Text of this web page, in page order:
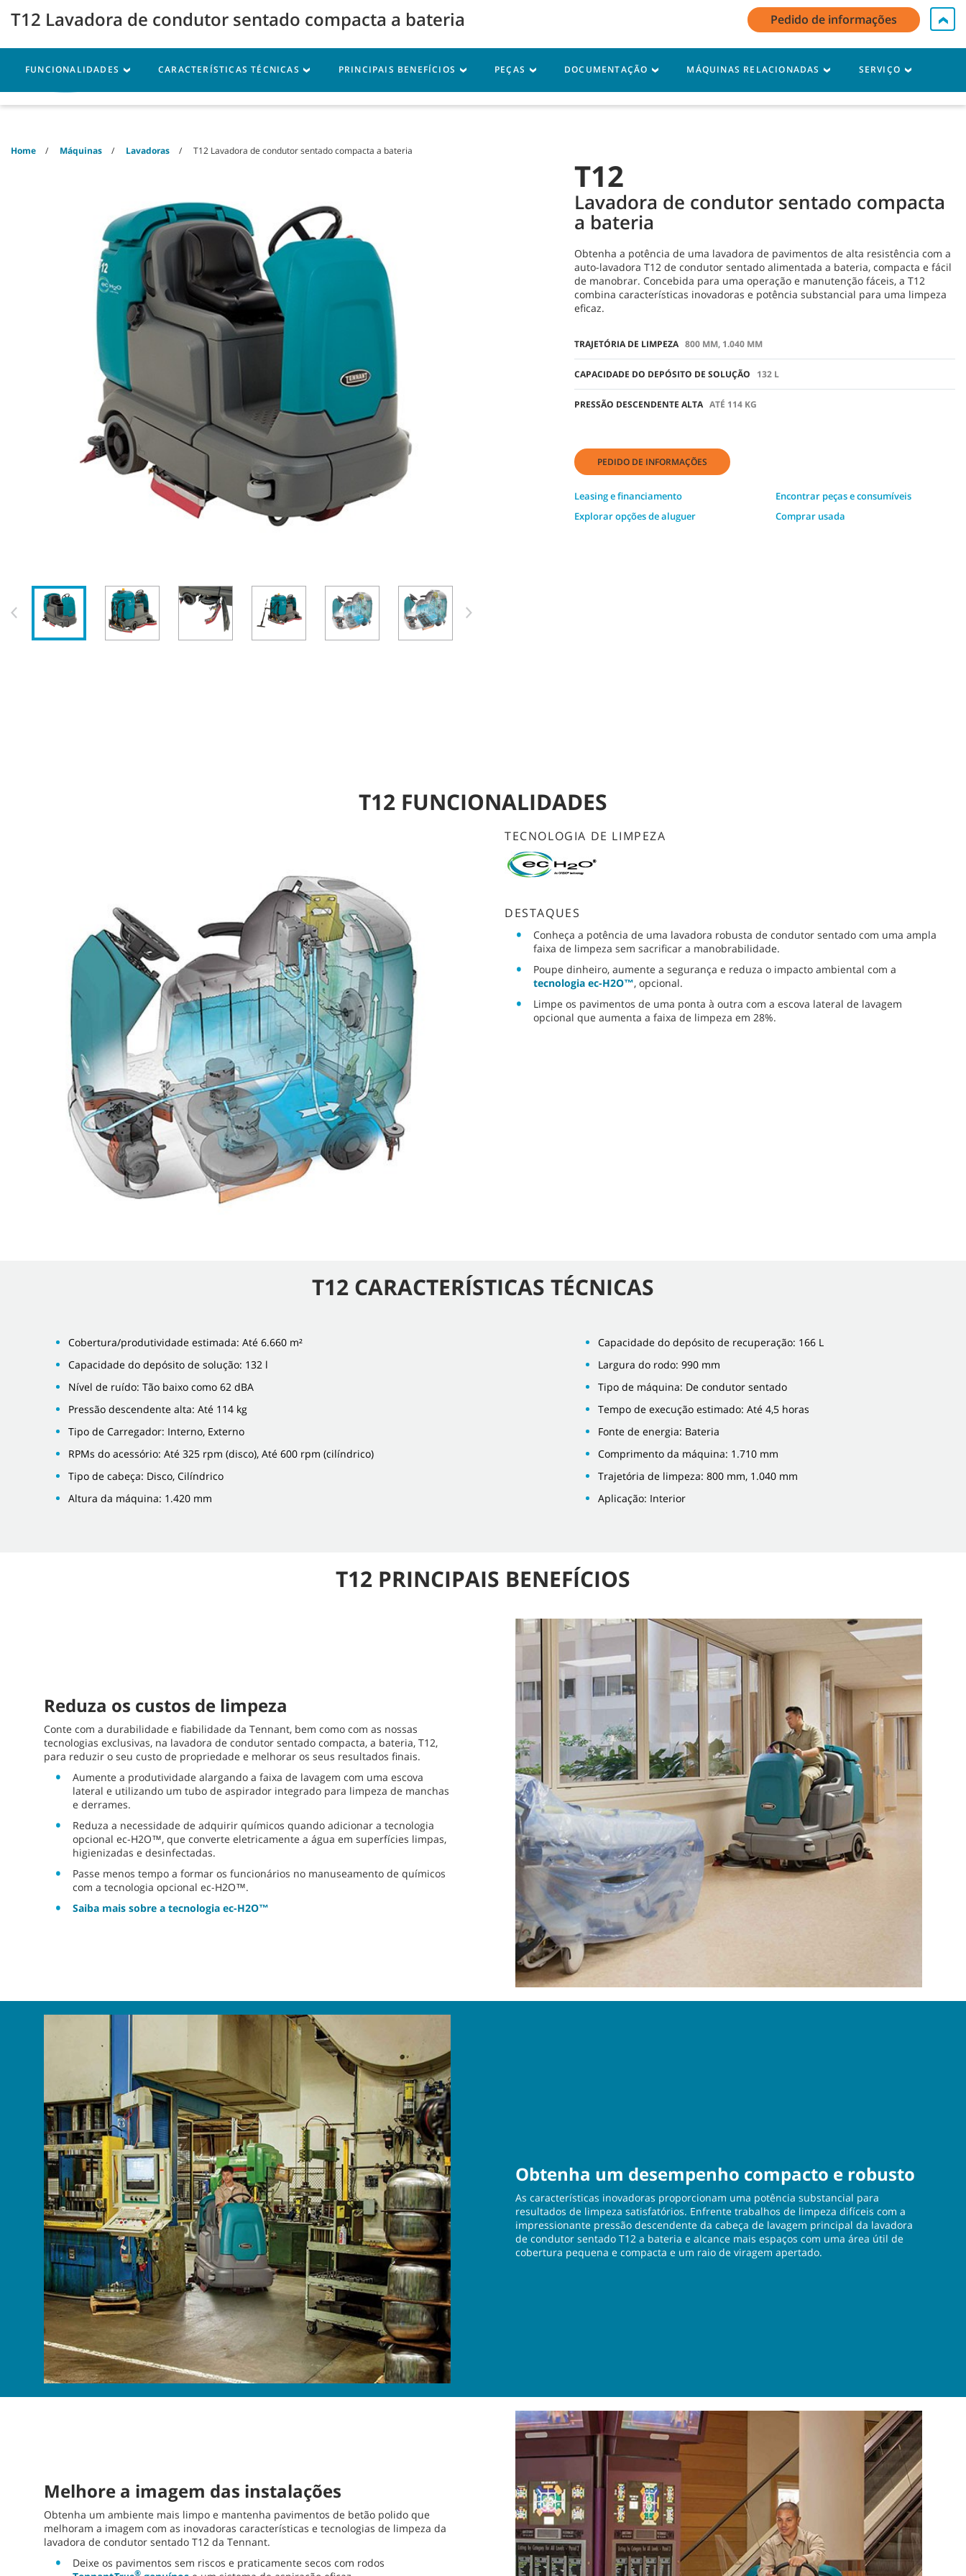
menu
Contacte-nos Português - PT
Máquinas Peças Assistência Recursos Carrinho
Home Máquinas Lavadoras T12 Lavadora de condutor sentado compacta a bateria
T12
Lavadora de condutor sentado compacta
a bateria
Obtenha a potência de uma lavadora de pavimentos de alta resistência com a
auto-lavadora T12 de condutor sentado alimentada a bateria, compacta e fácil
de manobrar. Concebida para uma operação e manutenção fáceis, a T12
combina características inovadoras e potência substancial para uma limpeza
eficaz.
TRAJETÓRIA DE LIMPEZA 800 MM, 1.040 MM
CAPACIDADE DO DEPÓSITO DE SOLUÇÃO 132 L
PRESSÃO DESCENDENTE ALTA ATÉ 114 KG
PEDIDO DE INFORMAÇÕES
Leasing e financiamento
Explorar opções de aluguer
Encontrar peças e consumíveis
Comprar usada
T12 Lavadora de condutor sentado compacta a bateria Pedido de informações
FUNCIONALIDADES CARACTERÍSTICAS TÉCNICAS PRINCIPAIS BENEFÍCIOS PEÇAS DOCUMENTAÇÃO MÁQUINAS RELACIONADAS SERVIÇO
T12 FUNCIONALIDADES
TECNOLOGIA DE LIMPEZA
DESTAQUES
Conheça a potência de uma lavadora robusta de condutor sentado com uma ampla
faixa de limpeza sem sacrificar a manobrabilidade.
Poupe dinheiro, aumente a segurança e reduza o impacto ambiental com a
tecnologia ec-H2O™, opcional.
Limpe os pavimentos de uma ponta à outra com a escova lateral de lavagem
opcional que aumenta a faixa de limpeza em 28%.
T12 CARACTERÍSTICAS TÉCNICAS
Cobertura/produtividade estimada: Até 6.660 m²
Capacidade do depósito de solução: 132 l
Nível de ruído: Tão baixo como 62 dBA
Pressão descendente alta: Até 114 kg
Tipo de Carregador: Interno, Externo
RPMs do acessório: Até 325 rpm (disco), Até 600 rpm (cilíndrico)
Tipo de cabeça: Disco, Cilíndrico
Altura da máquina: 1.420 mm
Capacidade do depósito de recuperação: 166 L
Largura do rodo: 990 mm
Tipo de máquina: De condutor sentado
Tempo de execução estimado: Até 4,5 horas
Fonte de energia: Bateria
Comprimento da máquina: 1.710 mm
Trajetória de limpeza: 800 mm, 1.040 mm
Aplicação: Interior
T12 PRINCIPAIS BENEFÍCIOS
Reduza os custos de limpeza
Conte com a durabilidade e fiabilidade da Tennant, bem como com as nossas
tecnologias exclusivas, na lavadora de condutor sentado compacta, a bateria, T12,
para reduzir o seu custo de propriedade e melhorar os seus resultados finais.
Aumente a produtividade alargando a faixa de lavagem com uma escova
lateral e utilizando um tubo de aspirador integrado para limpeza de manchas
e derrames.
Reduza a necessidade de adquirir químicos quando adicionar a tecnologia
opcional ec-H2O™, que converte eletricamente a água em superfícies limpas,
higienizadas e desinfectadas.
Passe menos tempo a formar os funcionários no manuseamento de químicos
com a tecnologia opcional ec-H2O™.
Saiba mais sobre a tecnologia ec-H2O™
Obtenha um desempenho compacto e robusto
As características inovadoras proporcionam uma potência substancial para
resultados de limpeza satisfatórios. Enfrente trabalhos de limpeza difíceis com a
impressionante pressão descendente da cabeça de lavagem principal da lavadora
de condutor sentado T12 a bateria e alcance mais espaços com uma área útil de
cobertura pequena e compacta e um raio de viragem apertado.
Melhore a imagem das instalações
Obtenha um ambiente mais limpo e mantenha pavimentos de betão polido que
melhoram a imagem com as inovadoras características e tecnologias de limpeza da
lavadora de condutor sentado T12 da Tennant.
Deixe os pavimentos sem riscos e praticamente secos com rodos
®